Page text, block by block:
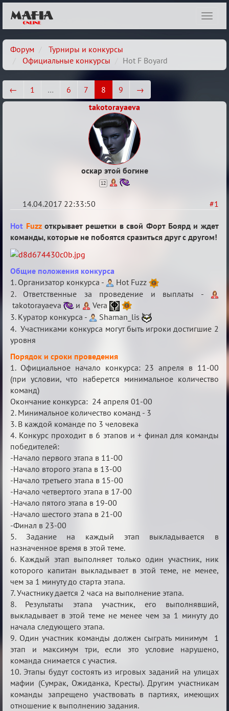
Форум
Турниры и конкурсы
Официальные конкурсы
Hot F Boyard
← 1 … 6 7 8 9
→
takotorayaeva
оскар этой богине
12
#1
14.04.2017 22:33:50
Hot
F
Boyard
Hot Fuzzоткрывает решетки в свой Форт Боярд и ждет
команды, которые не побоятся сразиться друг с другом!
Общие положения конкурса
1. Организатор конкурса -
Hot Fuzz
2. Ответственные за проведение и выплаты -
takotorayaeva
и
Vera
3. Куратор конкурса -
Shaman_lis
4. Участниками конкурса могут быть игроки достигшие 2
уровня
Порядок и сроки проведения
1. Официальное начало конкурса: 23 апреля в 11-00
(при условии, что наберется минимальное количество
команд)
Окончание конкурса: 24 апреля 01-00
2. Минимальное количество команд - 3
3. В каждой команде по 3 человека
4. Конкурс проходит в 6 этапов и + финал для команды
победителей:
-Начало первого этапа в 11-00
-Начало второго этапа в 13-00
-Начало третьего этапа в 15-00
-Начало четвертого этапа в 17-00
-Начало пятого этапа в 19-00
-Начало шестого этапа в 21-00
-Финал в 23-00
5. Задание на каждый этап выкладывается в
назначенное время в этой теме.
6. Каждый этап выполняет только один участник, ник
которого капитан выкладывает в этой теме, не менее,
чем за 1 минуту до старта этапа.
7. Участнику дается 2 часа на выполнение этапа.
8. Результаты этапа участник, его выполнявший,
выкладывает в этой теме не менее чем за 1 минуту до
начала следующего этапа.
9. Один участник команды должен сыграть минимум 1
этап и максимум три, если это условие нарушено,
команда снимается с участия.
10. Этапы будут состоять из игровых заданий на улицах
мафии (Сумрак, Ожиданка, Кресты). Другим участникам
команды запрещено участвовать в партиях, имеющих
отношение к выполнению задания.